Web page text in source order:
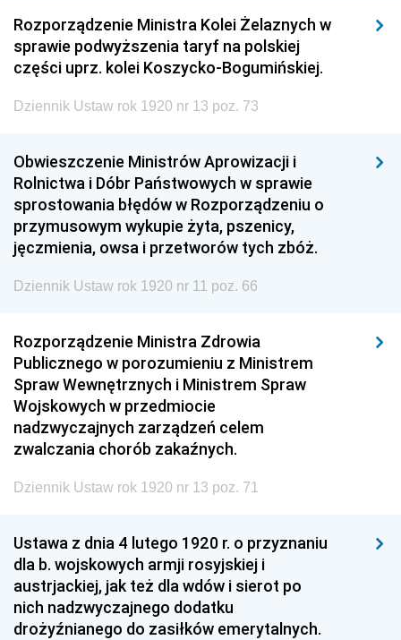
Rozporządzenie Ministra Kolei Żelaznych w
sprawie podwyższenia taryf na polskiej
części uprz. kolei Koszycko-Bogumińskiej.
Dziennik Ustaw rok 1920 nr 13 poz. 73
Obwieszczenie Ministrów Aprowizacji i
Rolnictwa i Dóbr Państwowych w sprawie
sprostowania błędów w Rozporządzeniu o
przymusowym wykupie żyta, pszenicy,
jęczmienia, owsa i przetworów tych zbóż.
Dziennik Ustaw rok 1920 nr 11 poz. 66
Rozporządzenie Ministra Zdrowia
Publicznego w porozumieniu z Ministrem
Spraw Wewnętrznych i Ministrem Spraw
Wojskowych w przedmiocie
nadzwyczajnych zarządzeń celem
zwalczania chorób zakaźnych.
Dziennik Ustaw rok 1920 nr 13 poz. 71
Ustawa z dnia 4 lutego 1920 r. o przyznaniu
dla b. wojskowych armji rosyjskiej i
austrjackiej, jak też dla wdów i sierot po
nich nadzwyczajnego dodatku
drożyźnianego do zasiłków emerytalnych.